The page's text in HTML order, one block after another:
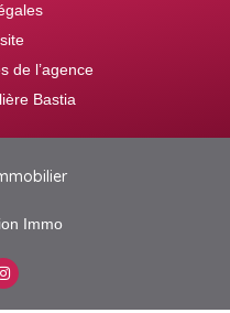
de l’agence
Bastia
Immo